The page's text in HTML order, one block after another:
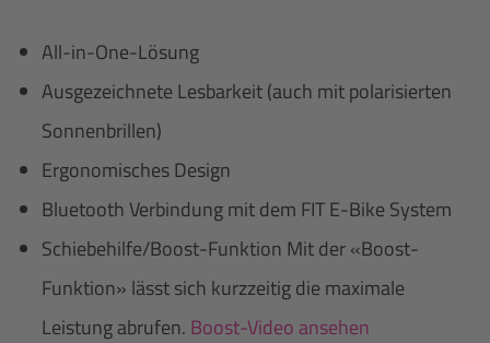
All-in-One-Lösung
Ausgezeichnete Lesbarkeit (auch mit polarisierten
Sonnenbrillen)
Ergonomisches Design
Bluetooth Verbindung mit dem FIT E-Bike System
Schiebehilfe/Boost-Funktion Mit der «Boost-
Funktion» lässt sich kurzzeitig die maximale
Leistung abrufen. Boost-Video ansehen